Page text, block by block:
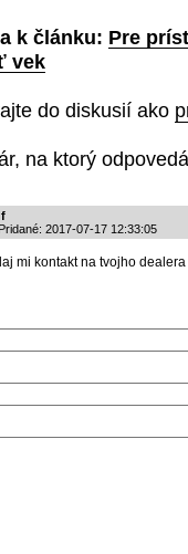
k článku: Pre
vek
do diskusií ako
na ktorý
2017-07-17 12:33:05
mi kontakt na tvojho dealera